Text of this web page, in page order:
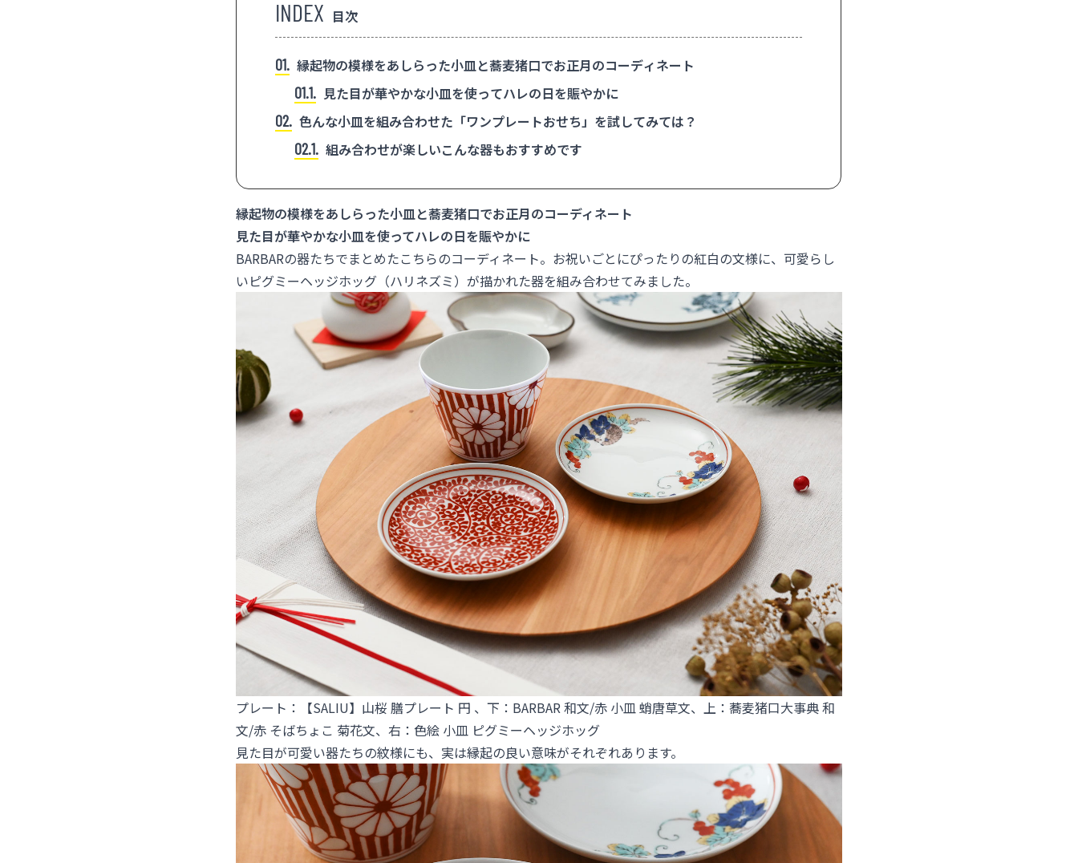
目次
1 縁起物の模様をあしらった小皿と蕎麦猪口でお正月のコーディネート
1.1 見た目が華やかな小皿を使ってハレの日を賑やかに
2 色んな小皿を組み合わせた「ワンプレートおせち」を試してみては？
2.1 組み合わせが楽しいこんな器もおすすめです
縁起物の模様をあしらった小皿と蕎麦猪口でお正月のコーディネート
見た目が華やかな小皿を使ってハレの日を賑やかに
BARBARの器たちでまとめたこちらのコーディネート。お祝いごとにぴったりの紅白の文様に、可愛らし
いピグミーヘッジホッグ（ハリネズミ）が描かれた器を組み合わせてみました。
プレート：【SALIU】山桜 膳プレート 円 、下：BARBAR 和文/赤 小皿 蛸唐草文、上：蕎麦猪口大事典 和
文/赤 そばちょこ 菊花文、右：色絵 小皿 ピグミーヘッジホッグ
見た目が可愛い器たちの紋様にも、実は縁起の良い意味がそれぞれあります。